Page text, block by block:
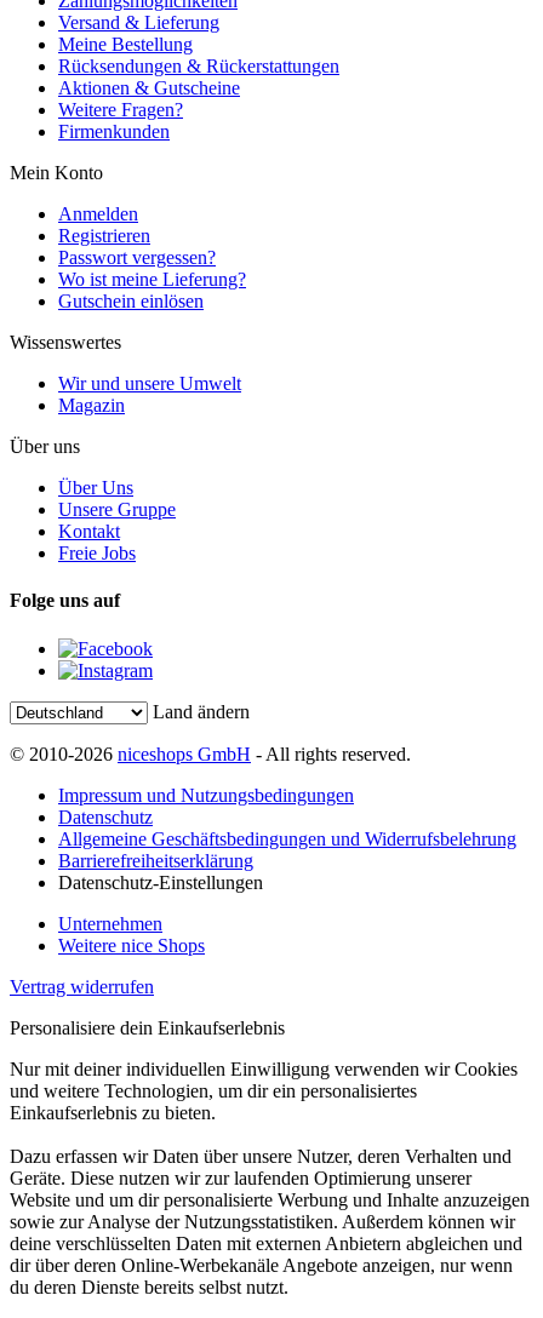
Versand & Lieferung
Meine Bestellung
Rücksendungen & Rückerstattungen
Aktionen & Gutscheine
Weitere Fragen?
Firmenkunden
Mein Konto
Anmelden
Registrieren
Passwort vergessen?
Wo ist meine Lieferung?
Gutschein einlösen
Wissenswertes
Wir und unsere Umwelt
Magazin
Über uns
Über Uns
Unsere Gruppe
Kontakt
Freie Jobs
Folge uns auf
Land ändern
© 2010-2026 niceshops GmbH - All rights reserved.
Impressum und Nutzungsbedingungen
Datenschutz
Allgemeine Geschäftsbedingungen und Widerrufsbelehrung
Barrierefreiheitserklärung
Datenschutz-Einstellungen
Unternehmen
Weitere nice Shops
Vertrag widerrufen
Personalisiere dein Einkaufserlebnis
Nur mit deiner individuellen Einwilligung verwenden wir Cookies
und weitere Technologien, um dir ein personalisiertes
Einkaufserlebnis zu bieten.
Dazu erfassen wir Daten über unsere Nutzer, deren Verhalten und
Geräte. Diese nutzen wir zur laufenden Optimierung unserer
Website und um dir personalisierte Werbung und Inhalte anzuzeigen
sowie zur Analyse der Nutzungsstatistiken. Außerdem können wir
deine verschlüsselten Daten mit externen Anbietern abgleichen und
dir über deren Online-Werbekanäle Angebote anzeigen, nur wenn
du deren Dienste bereits selbst nutzt.